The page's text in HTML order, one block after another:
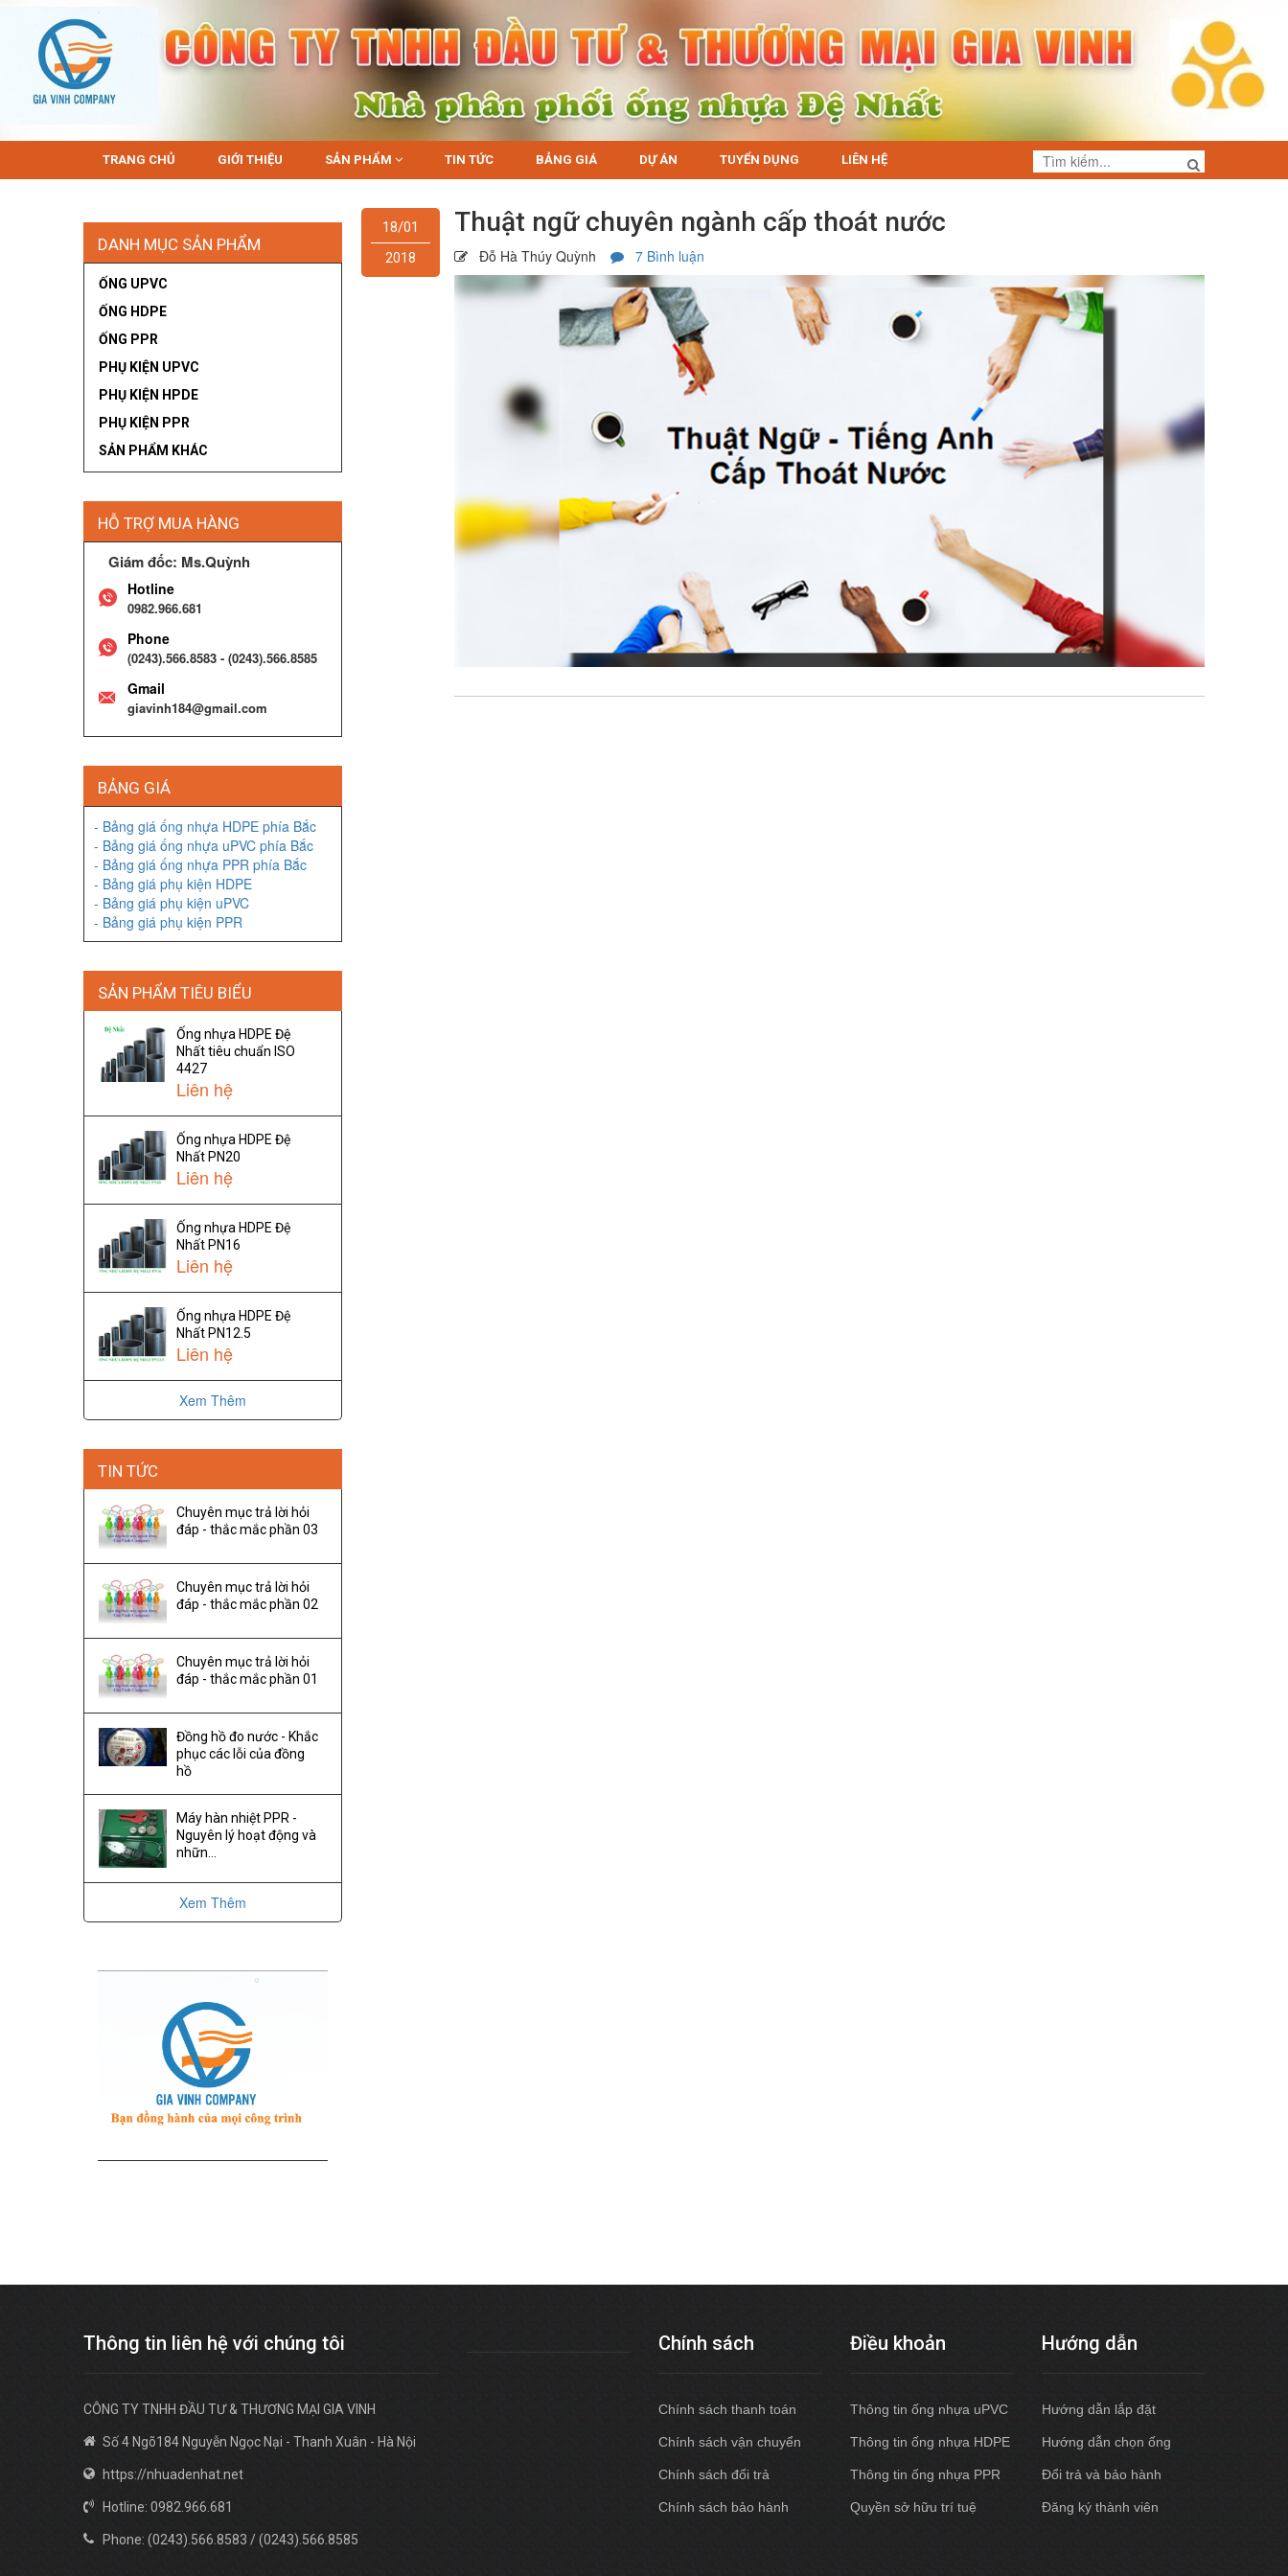
TRANG CHỦ GIỚI THIỆU SẢN PHẨM TIN TỨC BẢNG GIÁ DỰ ÁN TUYỂN DỤNG LIÊN HỆ
18/01
2018
Thuật ngữ chuyên ngành cấp thoát nước
Đỗ Hà Thúy Quỳnh 7 Bình luận
DANH MỤC SẢN PHẨM
ỐNG UPVC
ỐNG HDPE
ỐNG PPR
PHỤ KIỆN UPVC
PHỤ KIỆN HPDE
PHỤ KIỆN PPR
SẢN PHẨM KHÁC
HỖ TRỢ MUA HÀNG
Giám đốc: Ms.Quỳnh
Hotline
0982.966.681
Phone
(0243).566.8583 - (0243).566.8585
Gmail
giavinh184@gmail.com
BẢNG GIÁ
- Bảng giá ống nhựa HDPE phía Bắc
- Bảng giá ống nhựa uPVC phía Bắc
- Bảng giá ống nhựa PPR phía Bắc
- Bảng giá phụ kiện HDPE
- Bảng giá phụ kiện uPVC
- Bảng giá phụ kiện PPR
SẢN PHẨM TIÊU BIỂU
Ống nhựa HDPE Đệ
Nhất tiêu chuẩn ISO
4427
Liên hệ
Ống nhựa HDPE Đệ
Nhất PN20
Liên hệ
Ống nhựa HDPE Đệ
Nhất PN16
Liên hệ
Ống nhựa HDPE Đệ
Nhất PN12.5
Liên hệ
Xem Thêm
TIN TỨC
Chuyên mục trả lời hỏi
đáp - thắc mắc phần 03
Chuyên mục trả lời hỏi
đáp - thắc mắc phần 02
Chuyên mục trả lời hỏi
đáp - thắc mắc phần 01
Đồng hồ đo nước - Khắc
phục các lỗi của đồng
hồ
Máy hàn nhiệt PPR -
Nguyên lý hoạt động và
nhữn...
Xem Thêm
Thông tin liên hệ với chúng tôi
CÔNG TY TNHH ĐẦU TƯ & THƯƠNG MẠI GIA VINH
Số 4 Ngõ184 Nguyễn Ngọc Nại - Thanh Xuân - Hà Nội
https://nhuadenhat.net
Hotline: 0982.966.681
Phone: (0243).566.8583 / (0243).566.8585
Chính sách
Chính sách thanh toán
Chính sách vận chuyển
Chính sách đổi trả
Chính sách bảo hành
Điều khoản
Thông tin ống nhựa uPVC
Thông tin ống nhựa HDPE
Thông tin ống nhựa PPR
Quyền sở hữu trí tuệ
Hướng dẫn
Hướng dẫn lắp đặt
Hướng dẫn chọn ống
Đổi trả và bảo hành
Đăng ký thành viên